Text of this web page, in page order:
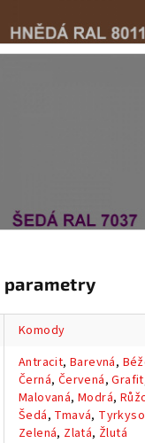
parametry
Komody
Antracit,Barevná,
Černá, Červená,Grafit
Malovaná,Modrá,
Šedá, Tmavá,
Zelená, Zlatá, Žlutá